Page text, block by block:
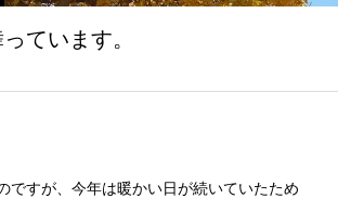
ています。
ですが、今年は暖かい日が続いていたため